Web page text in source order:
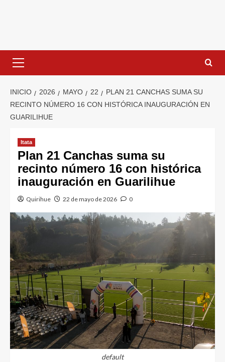
INICIO 2026 MAYO 22
PLAN 21 CANCHAS SUMA SU
RECINTO NÚMERO 16 CON HISTÓRICA INAUGURACIÓN EN
GUARILIHUE
Itata
Plan 21 Canchas suma su
recinto número 16 con histórica
inauguración en Guarilihue
Quirihue 22 de mayo de 2026 0
default